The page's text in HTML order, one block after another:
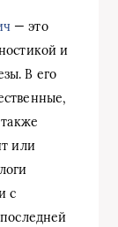
— это
и
В его
или
с